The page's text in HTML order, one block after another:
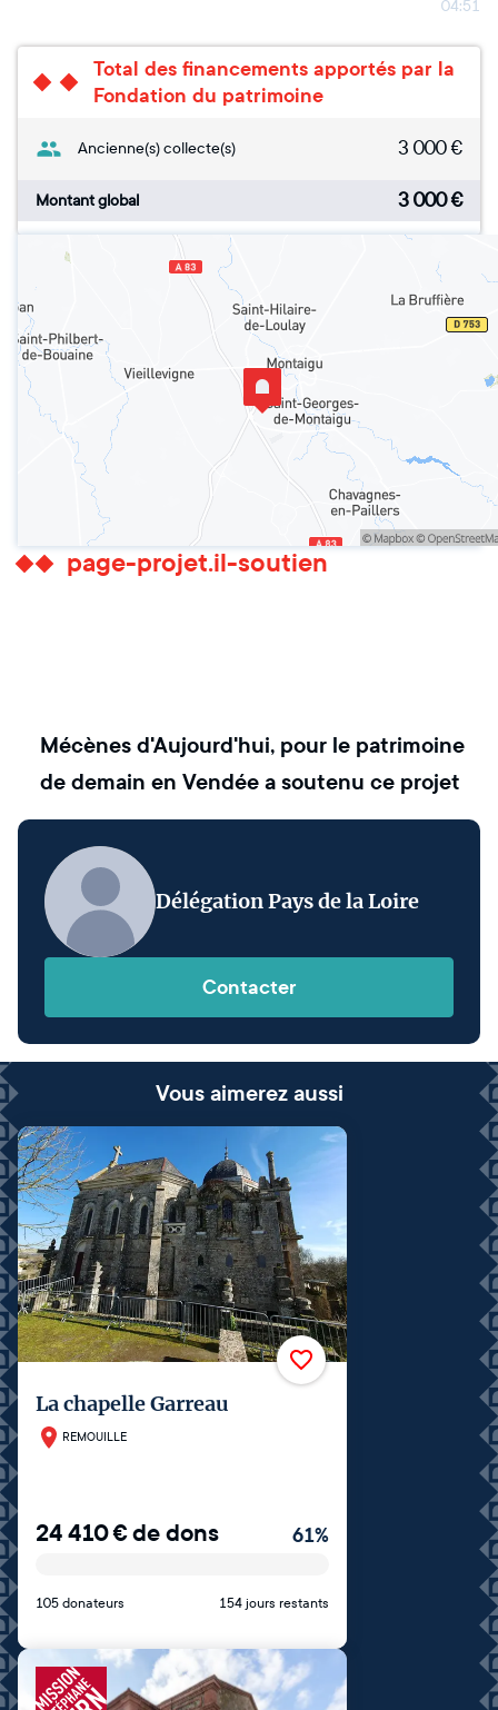
04:51
Total des financements apportés par la
Fondation du patrimoine
Ancienne(s) collecte(s) 3 000€
Montant global 3 000€
page-projet.il-soutien
Mécènes d'Aujourd'hui, pour le patrimoine
de demain en Vendéea soutenu ce projet
Délégation Pays de la Loire
Contacter
Vous aimerez aussi
La chapelle Garreau
REMOUILLE
24 410€de dons 61%
105 donateurs 154 jours restants